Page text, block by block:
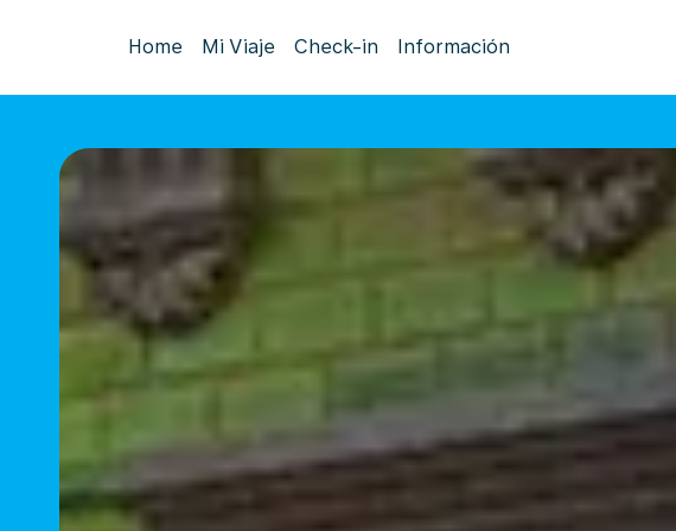
Home Mi Viaje Check-in Información